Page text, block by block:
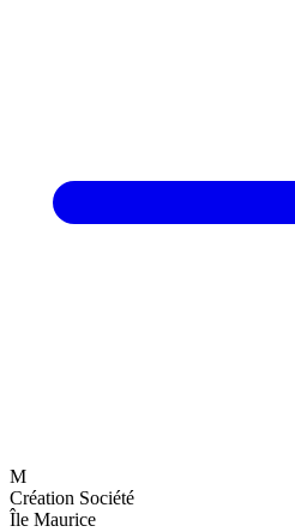
M
Création Société
Île Maurice